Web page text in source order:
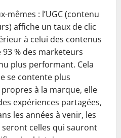
mêmes : l’UGC (contenu
affiche un taux de clic
à celui des contenus
% des marketeurs
plus performant. Cela
se contente plus
propres à la marque, elle
expériences partagées,
les années à venir, les
celles qui sauront